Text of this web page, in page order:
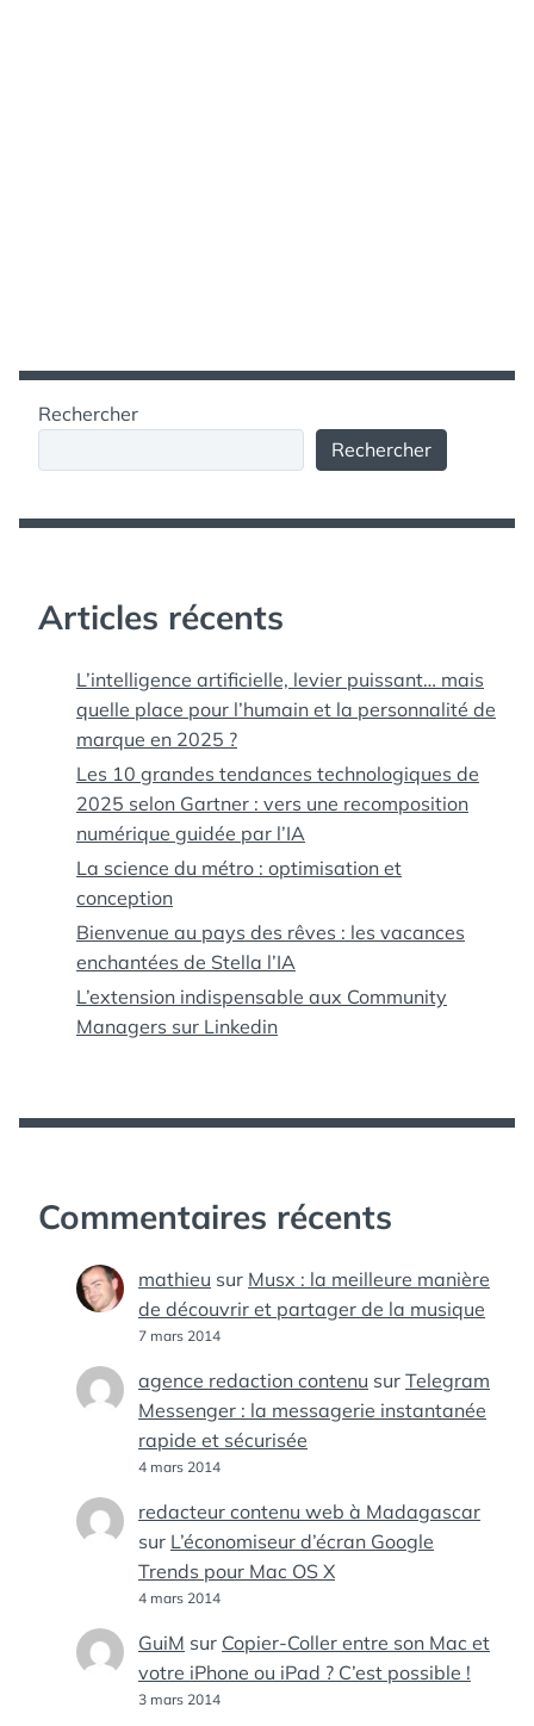
Rechercher
Rechercher
Articles récents
L’intelligence artificielle, levier puissant… mais
quelle place pour l’humain et la personnalité de
marque en 2025 ?
Les 10 grandes tendances technologiques de
2025 selon Gartner : vers une recomposition
numérique guidée par l’IA
La science du métro : optimisation et
conception
Bienvenue au pays des rêves : les vacances
enchantées de Stella l’IA
L’extension indispensable aux Community
Managers sur Linkedin
Commentaires récents
mathieu sur Musx : la meilleure manière
de découvrir et partager de la musique
7 mars 2014
agence redaction contenu sur Telegram
Messenger : la messagerie instantanée
rapide et sécurisée
4 mars 2014
redacteur contenu web à Madagascar
sur L’économiseur d’écran Google
Trends pour Mac OS X
4 mars 2014
GuiM sur Copier-Coller entre son Mac et
votre iPhone ou iPad ? C’est possible !
3 mars 2014